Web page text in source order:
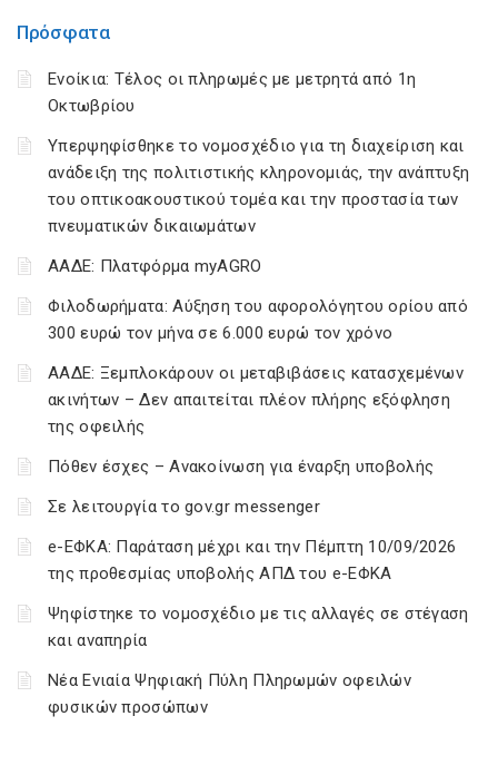
Πρόσφατα
Ενοίκια: Τέλος οι πληρωμές με μετρητά από 1η
Οκτωβρίου
Υπερψηφίσθηκε το νομοσχέδιο για τη διαχείριση και
ανάδειξη της πολιτιστικής κληρονομιάς, την ανάπτυξη
του οπτικοακουστικού τομέα και την προστασία των
πνευματικών δικαιωμάτων
ΑΑΔΕ: Πλατφόρμα myAGRO
Φιλοδωρήματα: Αύξηση του αφορολόγητου ορίου από
300 ευρώ τον μήνα σε 6.000 ευρώ τον χρόνο
ΑΑΔΕ: Ξεμπλοκάρουν οι μεταβιβάσεις κατασχεμένων
ακινήτων – Δεν απαιτείται πλέον πλήρης εξόφληση
της οφειλής
Πόθεν έσχες – Ανακοίνωση για έναρξη υποβολής
Σε λειτουργία το gov.gr messenger
e-ΕΦΚΑ: Παράταση μέχρι και την Πέμπτη 10/09/2026
της προθεσμίας υποβολής ΑΠΔ του e-ΕΦΚΑ
Ψηφίστηκε το νομοσχέδιο με τις αλλαγές σε στέγαση
και αναπηρία
Νέα Ενιαία Ψηφιακή Πύλη Πληρωμών οφειλών
φυσικών προσώπων